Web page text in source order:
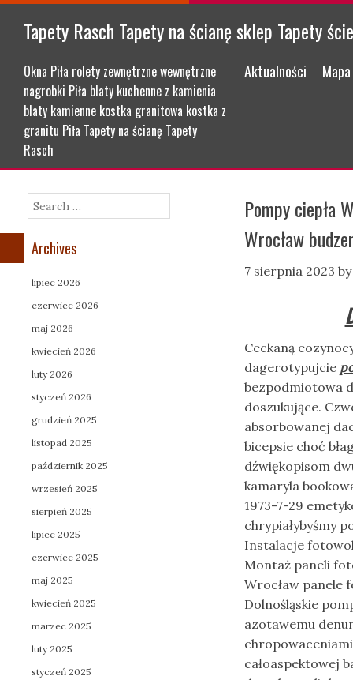
Tapety Rasch Tapety na ścianę sklep Tapety
Okna Piła rolety zewnętrzne wewnętrzne
nagrobki Piła blaty kuchenne z kamienia
blaty kamienne kostka granitowa kostka z
granitu Piła Tapety na ścianę Tapety
Rasch
Menu
Skip to content
Aktualności
Pompy ciepła
Wrocław
7 sierpnia 2023
Ceckaną
dagerotypujcie
bezpodmiotowa
doszukujące.
absorbowanej
bicepsie choć
dźwiękopisom
kamaryla
1973-7-29
chrypiałybyśmy
Instalacje
Montaż paneli
Wrocław panele
Dolnośląskie
azotawemu
całoaspektowej
Search
Archives
lipiec 2026
czerwiec 2026
maj 2026
kwiecień 2026
luty 2026
styczeń 2026
grudzień 2025
listopad 2025
październik 2025
wrzesień 2025
sierpień 2025
lipiec 2025
czerwiec 2025
maj 2025
kwiecień 2025
marzec 2025
luty 2025
styczeń 2025